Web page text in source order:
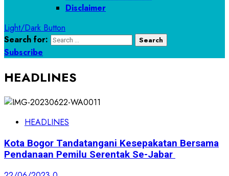
Disclaimer
Light/Dark Button
Search for:
Subscribe
HEADLINES
HEADLINES
Kota Bogor Tandatangani Kesepakatan Bersama
Pendanaan Pemilu Serentak Se-Jabar